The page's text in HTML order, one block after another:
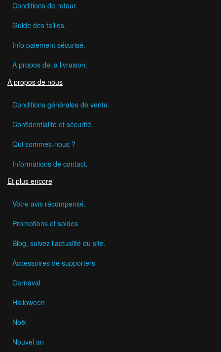
Conditions de retour.
Guide des tailles.
Info paiement sécurisé.
A propos de la livraison.
A propos de nous
Conditions générales de vente.
Confidentialité et sécurité.
Qui sommes-nous ?
Informations de contact.
Et plus encore
Votre avis récompensé.
Promotions et soldes
Blog, suivez l'actualité du site.
Accessoires de supporters
Carnaval
Halloween
Noël
Nouvel an